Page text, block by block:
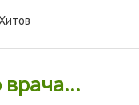
врача...